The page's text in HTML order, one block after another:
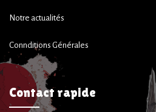
Notre actualités
Connditions Générales
Contact rapide